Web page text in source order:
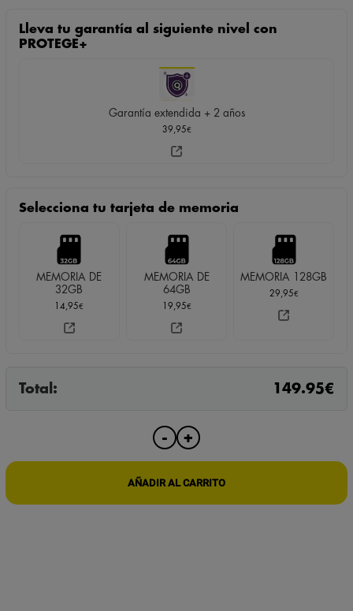
era:
179,95€.
es:
Lleva tu garantía al siguiente nivel con
PROTEGE+
Garantía extendida + 2 años
39,95€
Selecciona tu tarjeta de memoria
MEMORIA DE
32GB
14,95€
MEMORIA DE
64GB
19,95€
MEMORIA 128GB
29,95€
Total: 149.95€
-
CARGADOR
USB
ESPÍA
5
TOMAS
+
AÑADIR AL CARRITO